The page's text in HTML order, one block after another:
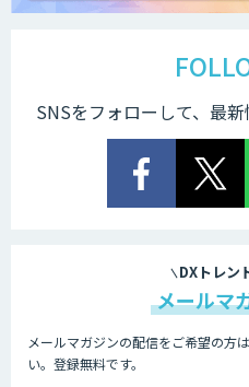
ジェント
Explaza
「業務AI
SNSをフォローして、最
DXトレン
メールマ
メールマガジンの配信をご希望の方
い。登録無料です。